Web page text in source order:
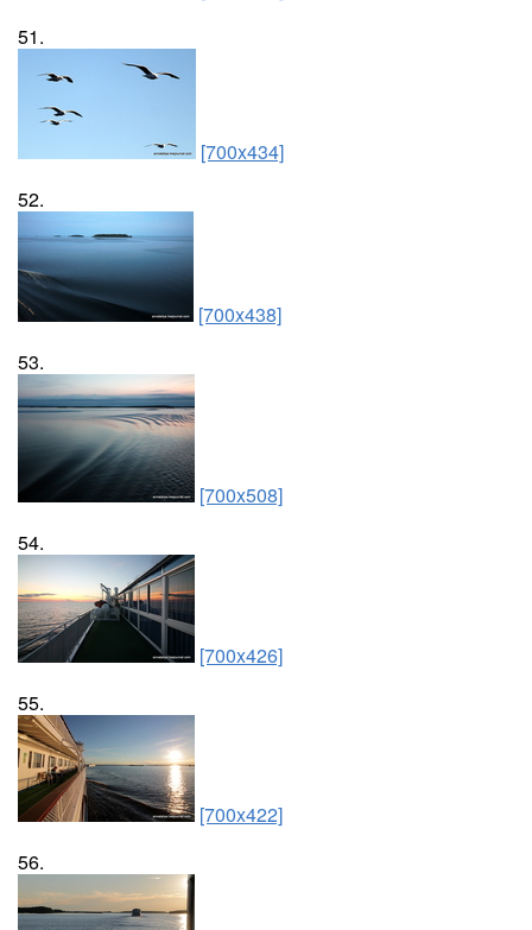
51.
[700x434]
52.
[700x438]
53.
[700x508]
54.
[700x426]
55.
[700x422]
56.